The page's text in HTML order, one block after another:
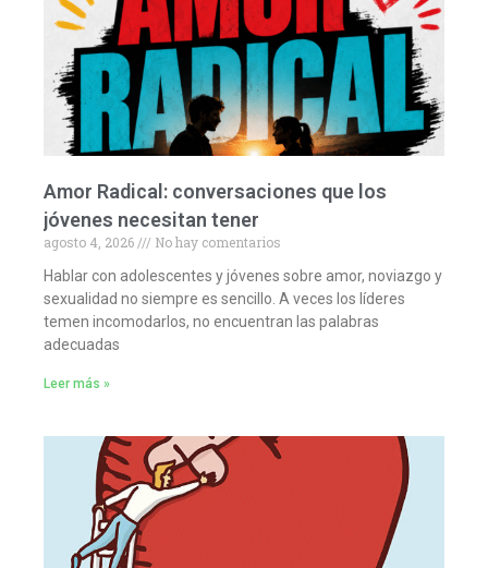
Amor Radical: conversaciones que los
jóvenes necesitan tener
agosto 4, 2026
No hay comentarios
Hablar con adolescentes y jóvenes sobre amor, noviazgo y
sexualidad no siempre es sencillo. A veces los líderes
temen incomodarlos, no encuentran las palabras
adecuadas
Leer más »